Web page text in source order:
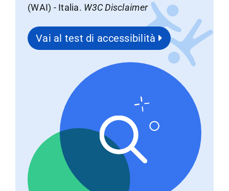
(WAI) - Italia. W3C Disclaimer
Vai al test di accessibilità